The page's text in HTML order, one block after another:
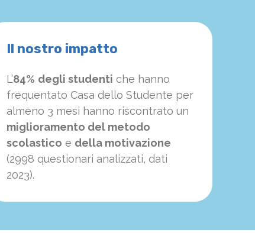
Il nostro impatto
L’84% degli studenti che hanno
frequentato Casa dello Studente per
almeno 3 mesi hanno riscontrato un
miglioramento del metodo
scolastico e della motivazione
(2998 questionari analizzati, dati
2023).